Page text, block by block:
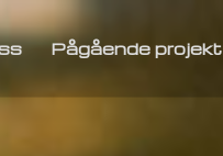
Pågående projekt